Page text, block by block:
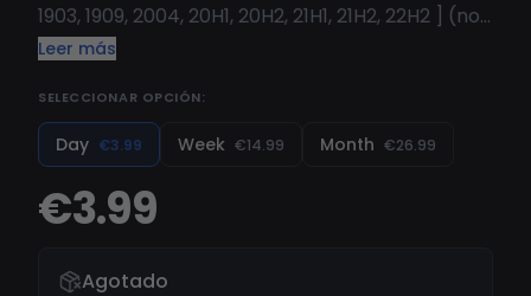
1903, 1909, 2004, 20H1, 20H2, 21H1, 21H2, 22H2 ] (no
reembolsaremos si compras pero no tienes
Leer más
SELECCIONAR OPCIÓN:
Day €3.99 Week €14.99 Month €26.99
€3.99
Agotado